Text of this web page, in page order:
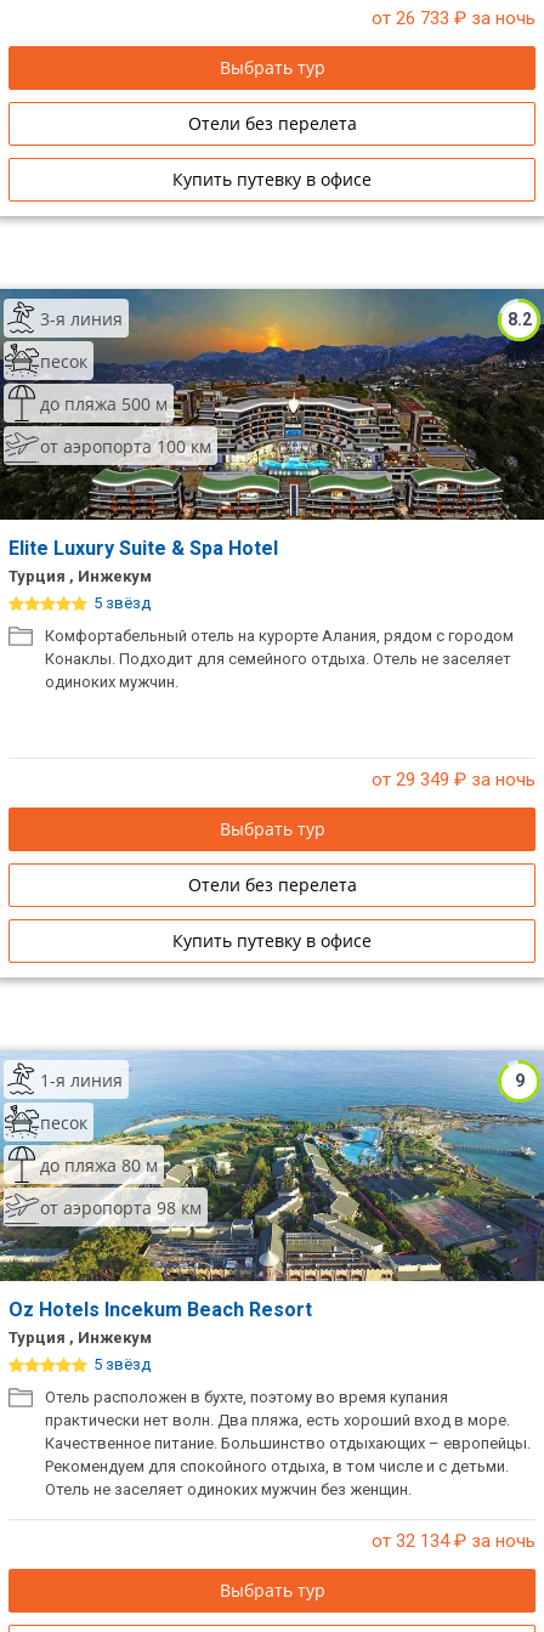
от 26 733 ₽ за ночь
Выбрать тур
Отели без перелета
Купить путевку в офисе
8.2
3-я линия
песок
до пляжа 500 м
от аэропорта 100 км
Elite Luxury Suite & Spa Hotel
Турция , Инжекум
5 звёзд
Комфортабельный отель на курорте Алания, рядом с городом
Конаклы. Подходит для семейного отдыха. Отель не заселяет
одиноких мужчин.
от 29 349 ₽ за ночь
Выбрать тур
Отели без перелета
Купить путевку в офисе
9
1-я линия
песок
до пляжа 80 м
от аэропорта 98 км
Oz Hotels Incekum Beach Resort
Турция , Инжекум
5 звёзд
Отель расположен в бухте, поэтому во время купания
практически нет волн. Два пляжа, есть хороший вход в море.
Качественное питание. Большинство отдыхающих – европейцы.
Рекомендуем для спокойного отдыха, в том числе и с детьми.
Отель не заселяет одиноких мужчин без женщин.
от 32 134₽ за ночь
Выбрать тур
Сетевые отели Шри Ланки
Сетевые отели Вьетнама
Сетевые отели Бали
Сетевые отели Сейшел
Сетевые отели Маврикия